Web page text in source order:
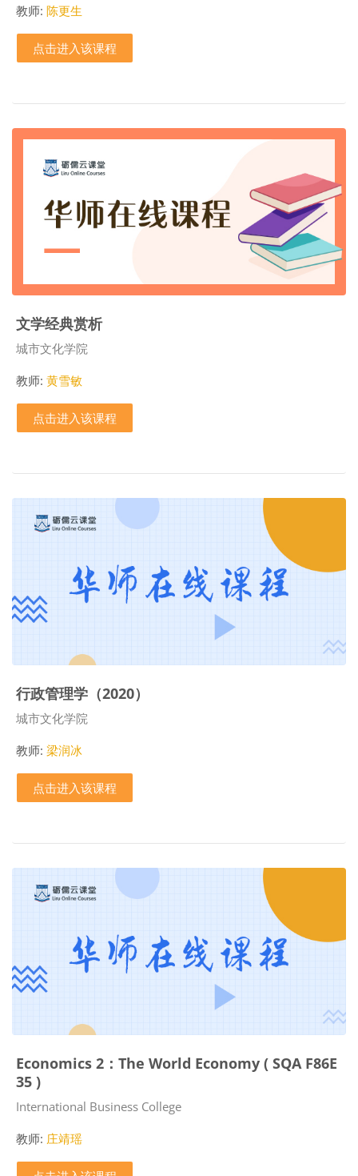
教师: 陈更生
点击进入该课程
文学经典赏析
课程类别
城市文化学院
教师: 黄雪敏
点击进入该课程
行政管理学（2020）
课程类别
城市文化学院
教师: 梁润冰
点击进入该课程
Economics 2：The World Economy ( SQA F86E
35 )
课程类别
International Business College
教师: 庄靖瑶